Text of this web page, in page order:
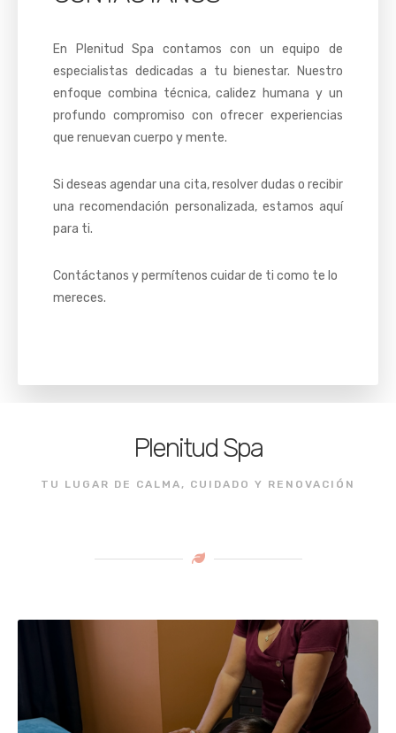
En Plenitud Spa contamos con un equipo de
especialistas dedicadas a tu bienestar. Nuestro
enfoque combina técnica, calidez humana y un
profundo compromiso con ofrecer experiencias
que renuevan cuerpo y mente.
Si deseas agendar una cita, resolver dudas o recibir
una recomendación personalizada, estamos aquí
para ti.
Contáctanos y permítenos cuidar de ti como te lo
mereces.
Plenitud Spa
TU LUGAR DE CALMA, CUIDADO Y RENOVACIÓN